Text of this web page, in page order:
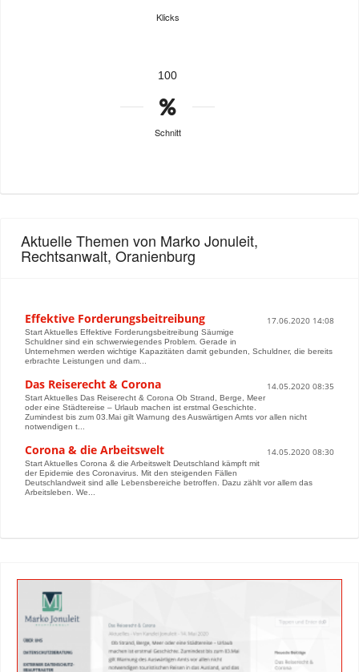
Klicks
100
Schnitt
Aktuelle Themen von Marko Jonuleit,
Rechtsanwalt, Oranienburg
Effektive Forderungsbeitreibung 17.06.2020 14:08
Start Aktuelles Effektive Forderungsbeitreibung Säumige
Schuldner sind ein schwerwiegendes Problem. Gerade in
Unternehmen werden wichtige Kapazitäten damit gebunden, Schuldner, die bereits
erbrachte Leistungen und dam...
Das Reiserecht & Corona 14.05.2020 08:35
Start Aktuelles Das Reiserecht & Corona Ob Strand, Berge, Meer
oder eine Städtereise – Urlaub machen ist erstmal Geschichte.
Zumindest bis zum 03.Mai gilt Warnung des Auswärtigen Amts vor allen nicht
notwendigen t...
Corona & die Arbeitswelt 14.05.2020 08:30
Start Aktuelles Corona & die Arbeitswelt Deutschland kämpft mit
der Epidemie des Coronavirus. Mit den steigenden Fällen
Deutschlandweit sind alle Lebensbereiche betroffen. Dazu zählt vor allem das
Arbeitsleben. We...